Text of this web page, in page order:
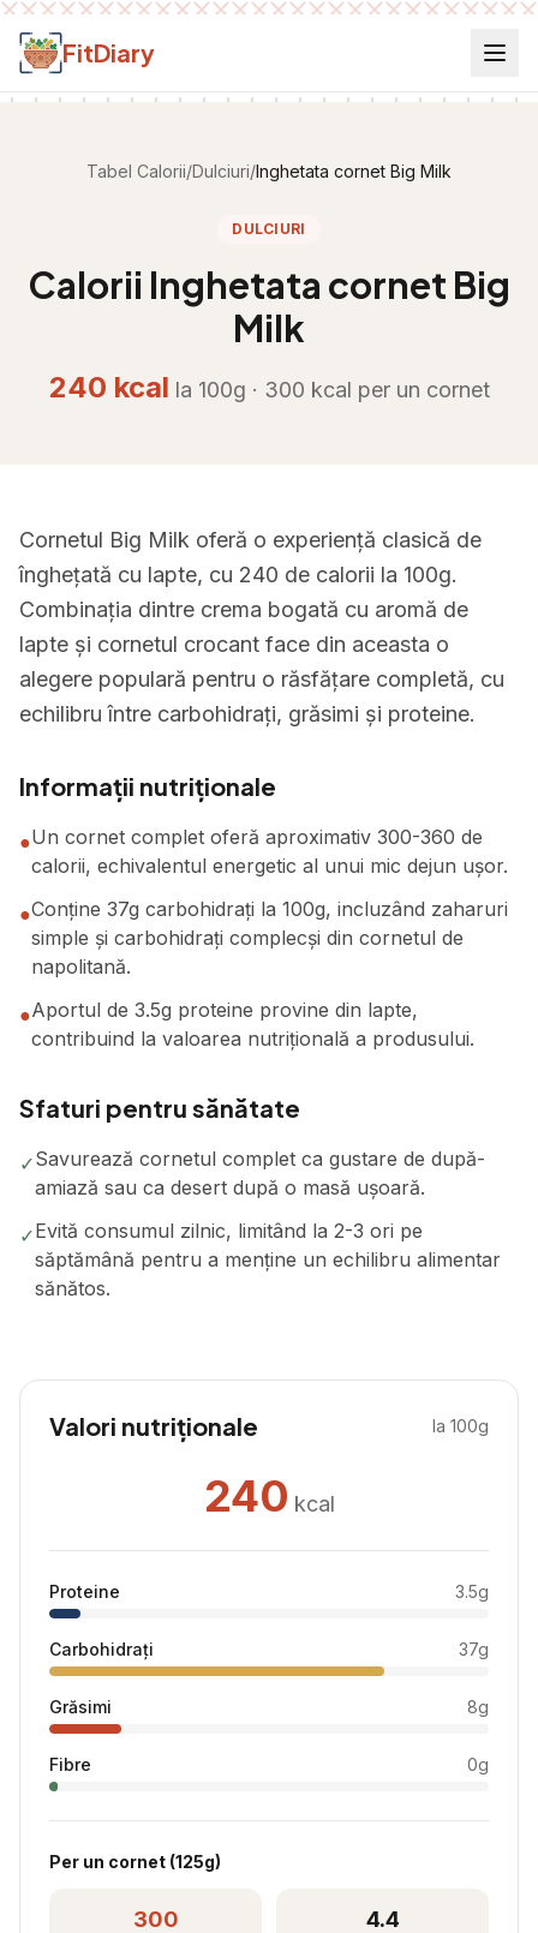
Salt la conținut
FitDiary
Tabel Calorii/Dulciuri/Inghetata cornet Big Milk
DULCIURI
Calorii Inghetata cornet Big
Milk
240 kcal la 100g · 300 kcal per un cornet
Cornetul Big Milk oferă o experiență clasică de
înghețată cu lapte, cu 240 de calorii la 100g.
Combinația dintre crema bogată cu aromă de
lapte și cornetul crocant face din aceasta o
alegere populară pentru o răsfățare completă, cu
echilibru între carbohidrați, grăsimi și proteine.
Informații nutriționale
●Un cornet complet oferă aproximativ 300-360 de
calorii, echivalentul energetic al unui mic dejun ușor.
●Conține 37g carbohidrați la 100g, incluzând zaharuri
simple și carbohidrați complecși din cornetul de
napolitană.
●Aportul de 3.5g proteine provine din lapte,
contribuind la valoarea nutrițională a produsului.
Sfaturi pentru sănătate
✓Savurează cornetul complet ca gustare de după-
amiază sau ca desert după o masă ușoară.
✓Evită consumul zilnic, limitând la 2-3 ori pe
săptămână pentru a menține un echilibru alimentar
sănătos.
Valori nutriționale la 100g
240 kcal
Proteine 3.5g
Carbohidrați 37g
Grăsimi 8g
Fibre 0g
Per un cornet (125g)
300 4.4